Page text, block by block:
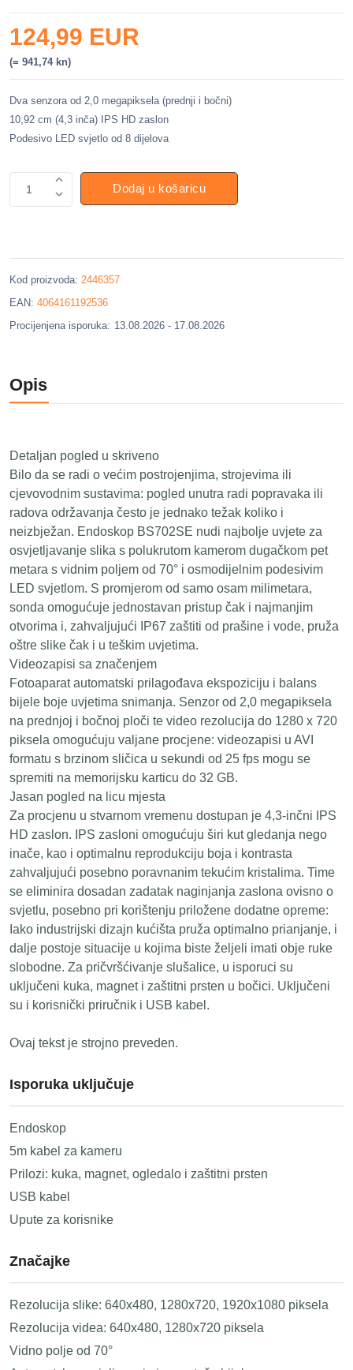
124,99 EUR
(= 941,74 kn)
Dva senzora od 2,0 megapiksela (prednji i bočni)
10,92 cm (4,3 inča) IPS HD zaslon
Podesivo LED svjetlo od 8 dijelova
1 Dodaj u košaricu
Kod proizvoda: 2446357
EAN: 4064161192536
Procijenjena isporuka: 13.08.2026 - 17.08.2026
Opis
Detaljan pogled u skriveno
Bilo da se radi o većim postrojenjima, strojevima ili
cjevovodnim sustavima: pogled unutra radi popravaka ili
radova održavanja često je jednako težak koliko i
neizbježan. Endoskop BS702SE nudi najbolje uvjete za
osvjetljavanje slika s polukrutom kamerom dugačkom pet
metara s vidnim poljem od 70° i osmodijelnim podesivim
LED svjetlom. S promjerom od samo osam milimetara,
sonda omogućuje jednostavan pristup čak i najmanjim
otvorima i, zahvaljujući IP67 zaštiti od prašine i vode, pruža
oštre slike čak i u teškim uvjetima.
Videozapisi sa značenjem
Fotoaparat automatski prilagođava ekspoziciju i balans
bijele boje uvjetima snimanja. Senzor od 2,0 megapiksela
na prednjoj i bočnoj ploči te video rezolucija do 1280 x 720
piksela omogućuju valjane procjene: videozapisi u AVI
formatu s brzinom sličica u sekundi od 25 fps mogu se
spremiti na memorijsku karticu do 32 GB.
Jasan pogled na licu mjesta
Za procjenu u stvarnom vremenu dostupan je 4,3-inčni IPS
HD zaslon. IPS zasloni omogućuju širi kut gledanja nego
inače, kao i optimalnu reprodukciju boja i kontrasta
zahvaljujući posebno poravnanim tekućim kristalima. Time
se eliminira dosadan zadatak naginjanja zaslona ovisno o
svjetlu, posebno pri korištenju priložene dodatne opreme:
Iako industrijski dizajn kućišta pruža optimalno prianjanje, i
dalje postoje situacije u kojima biste željeli imati obje ruke
slobodne. Za pričvršćivanje slušalice, u isporuci su
uključeni kuka, magnet i zaštitni prsten u bočici. Uključeni
su i korisnički priručnik i USB kabel.
Ovaj tekst je strojno preveden.
Isporuka uključuje
Endoskop
5m kabel za kameru
Prilozi: kuka, magnet, ogledalo i zaštitni prsten
USB kabel
Upute za korisnike
Značajke
Rezolucija slike: 640x480, 1280x720, 1920x1080 piksela
Rezolucija videa: 640x480, 1280x720 piksela
Vidno polje od 70°